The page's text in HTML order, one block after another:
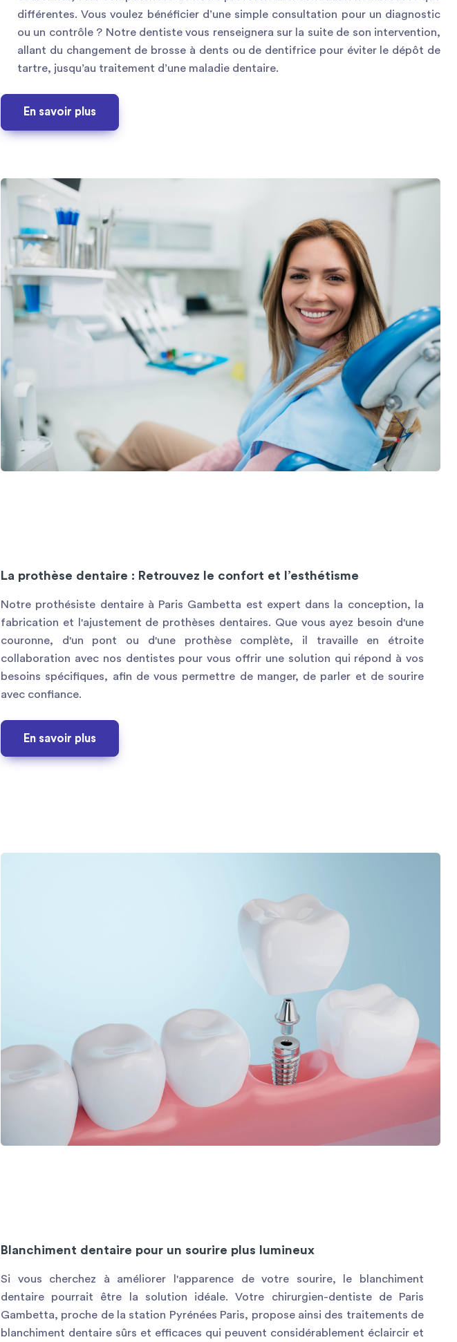
différentes. Vous voulez bénéficier d’une simple consultation pour un diagnostic
ou un contrôle ? Notre dentiste vous renseignera sur la suite de son intervention,
allant du changement de brosse à dents ou de dentifrice pour éviter le dépôt de
tartre, jusqu’au traitement d’une maladie dentaire.
En savoir plus
La prothèse dentaire : Retrouvez le confort et l’esthétisme
Notre prothésiste dentaire à Paris Gambetta est expert dans la conception, la
fabrication et l'ajustement de prothèses dentaires. Que vous ayez besoin d'une
couronne, d'un pont ou d'une prothèse complète, il travaille en étroite
collaboration avec nos dentistes pour vous offrir une solution qui répond à vos
besoins spécifiques, afin de vous permettre de manger, de parler et de sourire
avec confiance.
En savoir plus
Blanchiment dentaire pour un sourire plus lumineux
Si vous cherchez à améliorer l'apparence de votre sourire, le blanchiment
dentaire pourrait être la solution idéale. Votre chirurgien-dentiste de Paris
Gambetta, proche de la station Pyrénées Paris, propose ainsi des traitements de
blanchiment dentaire sûrs et efficaces qui peuvent considérablement éclaircir et